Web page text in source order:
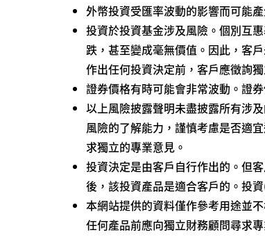
外幣投資受匯率波動的影響而可能
投資於投資基金涉及風險。個別互
跌，甚至變成毫無價值。因此，客
作出任何投資決定前，客戶應徵詢
證券價格有時可能會非常波動。證
以上風險披露聲明未盡披露所有涉
風險的了解能力，謹慎考慮是否適
求獨立的專業意見。
投資決定是由客戶自行作出的。但
後，該投資產品是適合客戶的。投
本網站提供的資料僅作參考用途並
任何產品前應向獨立財務顧問尋求專